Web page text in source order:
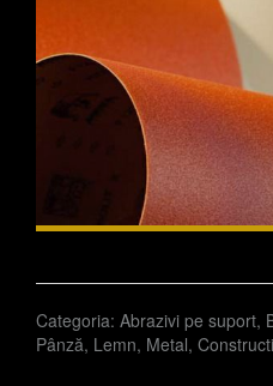
Categoria: Abrazivi pe suport,
Pânză, Lemn, Metal,